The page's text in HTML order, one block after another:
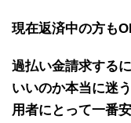
現在返済中の方も
過払い金請求する
いいのか本当に迷
用者にとって一番